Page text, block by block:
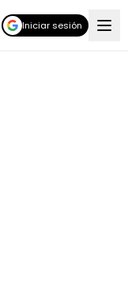
Iniciar sesión